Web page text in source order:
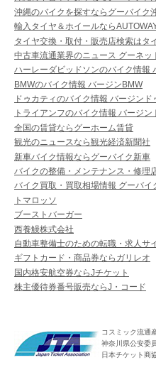
沖縄のバイクを探すならグーバイク
輸入タイヤ＆ホイールなら
タイヤ交換・取付・販売店検索はタ
中古車流通業界のニュース グーネッ
ハーレーダビッドソンのバイク情報
BMWのバイク情報 バージンBMW
ドゥカティのバイク情報 バージンド
トライアンフのバイク情報 バージン
全国の賃貸ならグーホーム賃貸
観光のニュースなら観光経済新聞社
新車バイク情報ならグーバイク新車
バイクの整備・メンテナンス・修理
バイク買取・買取相場情報 グーバイ
トマロッソ
ブーストバーガー
西養鰻株式会社
自動車整備士のための転職・求人サ
ギフトカード・商品券ならガリレオ
国内格安航空券ならJチケット
株主優待券番号販売ならJ・コード
コスミック流通
神奈川県公安委
日本チケット商